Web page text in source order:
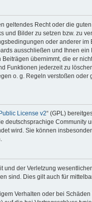
geltendes Recht oder die
Bilder zu setzen bzw. zu
oder anderer
ausschließen und Ihnen ein
übernimmt, die er
Funktionen jederzeit zu
o. g. Regeln verstoßen
License v2“ (GPL)
Community
wird. Sie können
der Verletzung
sind. Dies gilt auch für
Verhalten oder bei